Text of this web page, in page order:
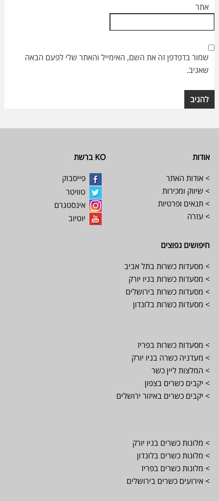
אתר
שמור בדפדפן זה את השם, האימייל והאתר שלי לפעם הבאה
שאגיב.
Footer
אודות
> אודות האתר
> שיווק ומכירות
> תנאים ופרטיות
> עזרה
KO ברשת
פייסבוק
טוויטר
אינסטגרם
יוטיוב
חיפושים נפוצים
> מסעדות כשרות בתל אביב
> מסעדות כשרות בניו יורק
> מסעדות כשרות בירושלים
> מסעדות כשרות בלונדון
> מסעדות כשרות בפריז
> מעדניה כשרה בניו יורק
> המלצות ליין כשר
> יקבים כשרים בצפון
> יקבים כשרים באיזור ירושלים
> מלונות כשרים בניו יורק
> מלונות כשרים בלונדון
> מלונות כשרים בפריז
> אירועים כשרים בירושלים